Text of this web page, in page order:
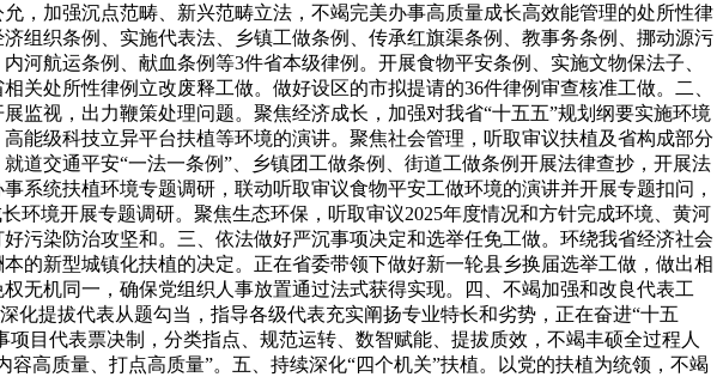
，加强沉点范畴、新兴范畴立法，不竭完美办事高质量成长高效能管理的处所性律
组织条例、实施代表法、乡镇工做条例、传承红旗渠条例、教事务条例、挪动源污
航运条例、献血条例等3件省本级律例。开展食物平安条例、实施文物保法子、
处所性律例立改废释工做。做好设区的市拟提请的36件律例审查核准工做。二、
监视，出力鞭策处理问题。聚焦经济成长，加强对我省“十五五”规划纲要实施环境
能级科技立异平台扶植等环境的演讲。聚焦社会管理，听取审议扶植及省构成部分
道交通平安“一法一条例”、乡镇团工做条例、街道工做条例开展法律查抄，开展法
统扶植环境专题调研，联动听取审议食物平安工做环境的演讲并开展专题扣问，
环境开展专题调研。聚焦生态环保，听取审议2025年度情况和方针完成环境、黄河
污染防治攻坚和。三、依法做好严沉事项决定和选举任免工做。环绕我省经济社会
的新型城镇化扶植的决定。正在省委带领下做好新一轮县乡换届选举工做，做出相
无机同一，确保党组织人事放置通过法式获得实现。四、不竭加强和改良代表工
化提拔代表从题勾当，指导各级代表充实阐扬专业特长和劣势，正在奋进“十五
目代表票决制，分类指点、规范运转、数智赋能、提拔质效，不竭丰硕全过程人
高质量、打点高质量”。五、持续深化“四个机关”扶植。以党的扶植为统领，不竭